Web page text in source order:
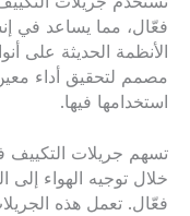
فعّال، مما يساعد في
الأنظمة الحديثة على
مصمم لتحقيق أداء
استخدامها فيها.
تسهم جريلات التكييف
خلال توجيه الهواء
فعّال. تعمل هذه